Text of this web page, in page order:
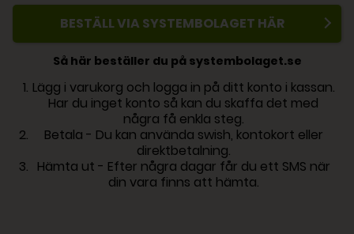
BESTÄLL VIA SYSTEMBOLAGET HÄR
Så här beställer du på systembolaget.se
Lägg i varukorg och logga in på ditt konto i kassan.
Har du inget konto så kan du skaffa det med
några få enkla steg.
Betala - Du kan använda swish, kontokort eller
direktbetalning.
Hämta ut - Efter några dagar får du ett SMS när
din vara finns att hämta.